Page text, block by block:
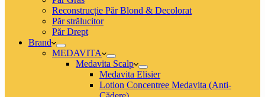
Reconstrucție Păr Blond & Decolorat
Păr strălucitor
Păr Drept
Brand
MEDAVITA
Medavita Scalp
Medavita Elisier
Lotion Concentree Medavita (Anti-